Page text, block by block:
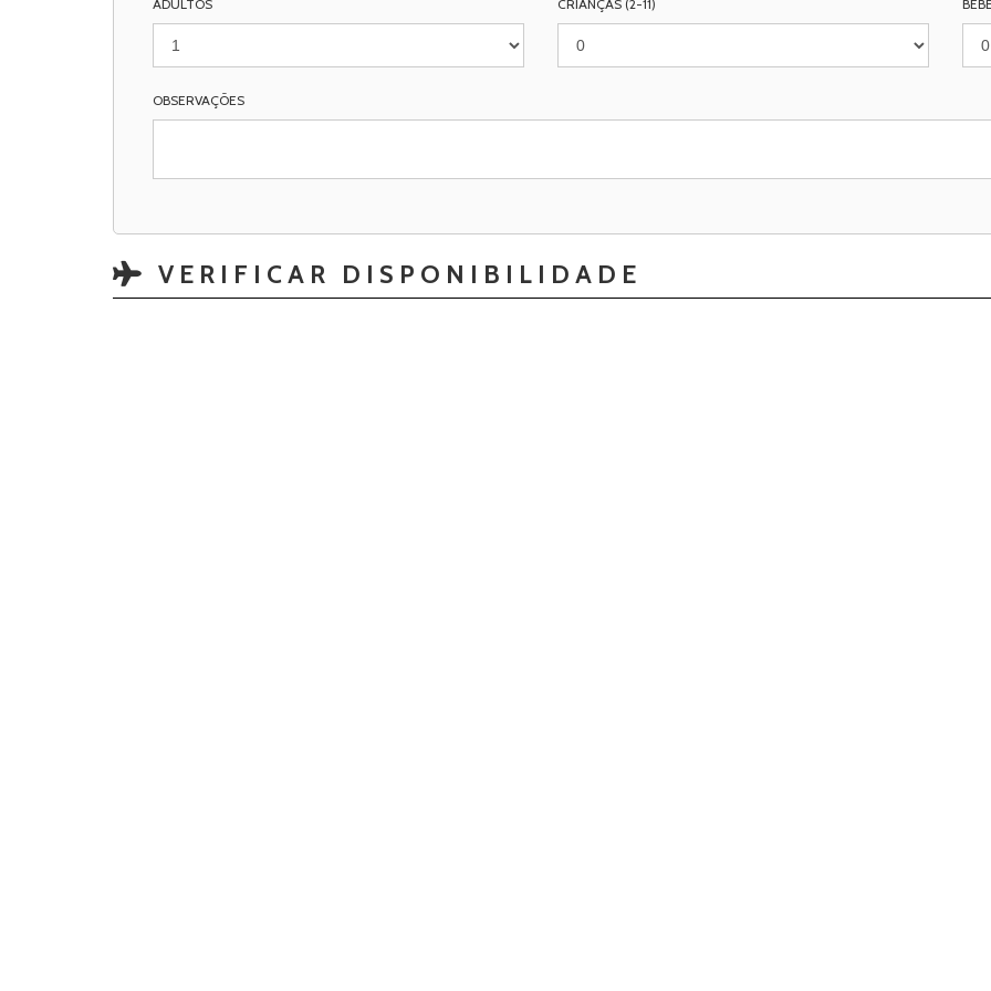
ADULTOS CRIANÇAS (2-11)
OBSERVAÇÕES
VERIFICAR DISPONIBILIDADE